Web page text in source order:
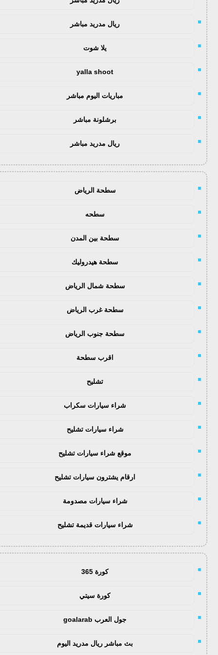
ريال مدريد مباشر
يلا شوت
yalla shoot
مباريات اليوم مباشر
برشلونة مباشر
ريال مدريد مباشر
سطحة الرياض
سطحه
سطحة بين المدن
سطحة هيدروليك
سطحة شمال الرياض
سطحة غرب الرياض
سطحة جنوب الرياض
اقرب سطحة
تشليح
شراء سيارات سكراب
شراء سيارات تشليح
موقع شراء سيارات تشليح
ارقام يشترون سيارات تشليح
شراء سيارات مصدومة
شراء سيارات قديمة تشليح
كورة 365
كورة سيتي
جول العرب goalarab
بث مباشر ريال مدريد اليوم